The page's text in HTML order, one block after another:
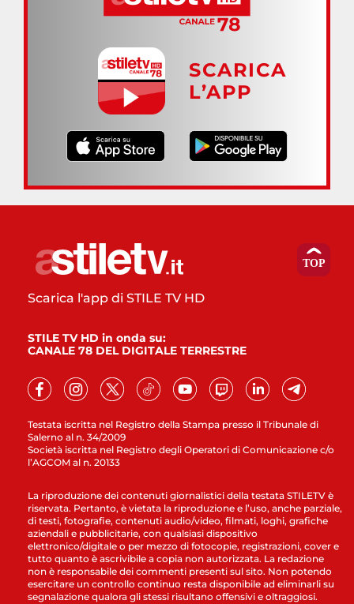
SCARICA
L’APP
Testata iscritta nel Registro della Stampa presso il Tribunale di
Salerno al n. 34/2009
Società iscritta nel Registro degli Operatori di Comunicazione c/o
l’AGCOM al n. 20133
Scarica l'app di STILE TV HD
STILE TV HD in onda su:
CANALE 78 DEL DIGITALE TERRESTRE
La riproduzione dei contenuti giornalistici della testata STILETV è
riservata. Pertanto, è vietata la riproduzione e l’uso, anche parziale,
di testi, fotografie, contenuti audio/video, filmati, loghi, grafiche
aziendali e pubblicitarie, con qualsiasi dispositivo
elettronico/digitale o per mezzo di fotocopie, registrazioni, cover e
tutto quanto è ascrivibile a copia non autorizzata. La redazione
non è responsabile dei commenti presenti sul sito. Non potendo
esercitare un controllo continuo resta disponibile ad eliminarli su
segnalazione qualora gli stessi risultano offensivi e oltraggiosi.